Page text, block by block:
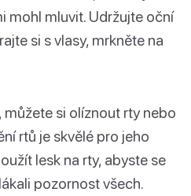
mohl mluvit. Udržujte oční
si s vlasy, mrkněte na
si olíznout rty nebo
rtů je skvělé pro jeho
lesk na rty, abyste se
pozornost všech.